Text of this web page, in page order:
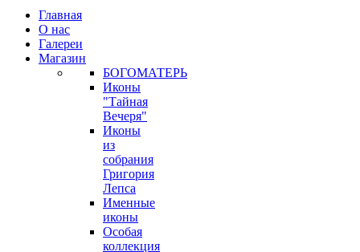
Главная
О нас
Галереи
Магазин
БОГОМАТЕРЬ
Иконы
"Тайная
Вечеря"
Иконы
из
собрания
Григория
Лепса
Именные
иконы
Особая
коллекция